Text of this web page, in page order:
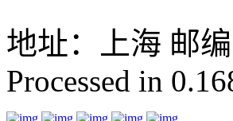
地址：上海 邮
Processed in